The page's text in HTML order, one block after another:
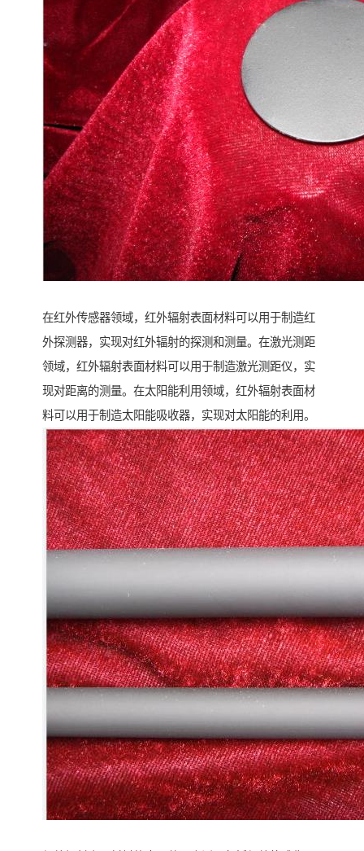
在红外传感器领域，红外辐射表面材料可以用于制造红
外探测器，实现对红外辐射的探测和测量。在激光测距
领域，红外辐射表面材料可以用于制造激光测距仪，实
现对距离的测量。在太阳能利用领域，红外辐射表面材
料可以用于制造太阳能吸收器，实现对太阳能的利用。